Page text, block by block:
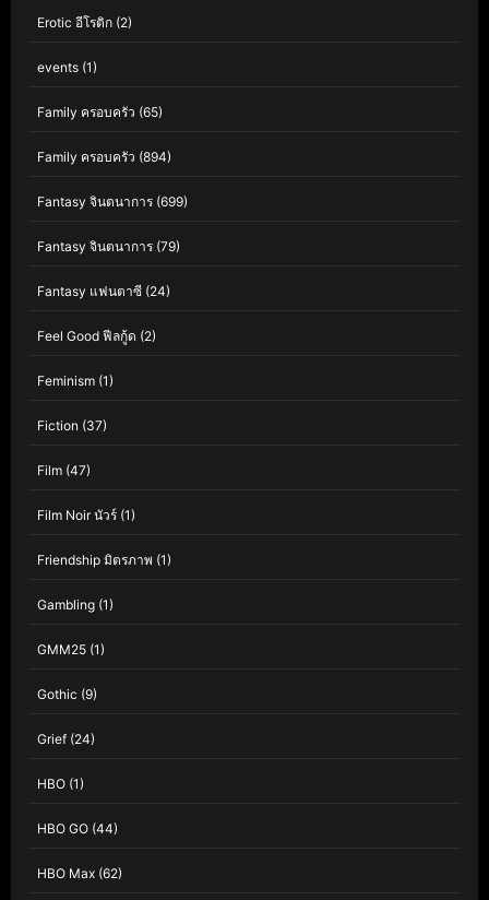
Erotic อีโรติก (2)
events (1)
Family ครอบครัว (65)
Family ครอบครัว (894)
Fantasy จินตนาการ (699)
Fantasy จินตนาการ (79)
Fantasy แฟนตาซี (24)
Feel Good ฟีลกู้ด (2)
Feminism (1)
Fiction (37)
Film (47)
Film Noir นัวร์ (1)
Friendship มิตรภาพ (1)
Gambling (1)
GMM25 (1)
Gothic (9)
Grief (24)
HBO (1)
HBO GO (44)
HBO Max (62)